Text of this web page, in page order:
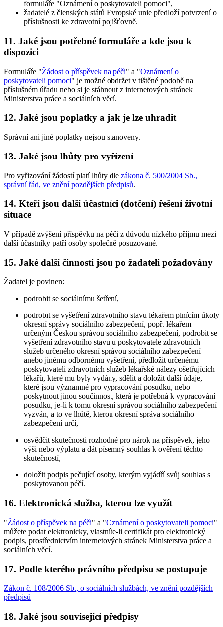
formuláře "Oznámení o poskytovateli pomoci",
žadatelé z členských států Evropské unie předloží potvrzení o
příslušnosti ke zdravotní pojišťovně.
11. Jaké jsou potřebné formuláře a kde jsou k
dispozici
Formuláře "Žádost o příspěvek na péči" a "Oznámení o
poskytovateli pomoci" je možné obdržet v tištěné podobě na
příslušném úřadu nebo si je stáhnout z internetových stránek
Ministerstva práce a sociálních věcí.
12. Jaké jsou poplatky a jak je lze uhradit
Správní ani jiné poplatky nejsou stanoveny.
13. Jaké jsou lhůty pro vyřízení
Pro vyřizování žádostí platí lhůty dle zákona č. 500/2004 Sb.,
správní řád, ve znění pozdějších předpisů.
14. Kteří jsou další účastníci (dotčení) řešení životní
situace
V případě zvýšení příspěvku na péči z důvodu nízkého příjmu mezi
další účastníky patří osoby společně posuzované.
15. Jaké další činnosti jsou po žadateli požadovány
Žadatel je povinen:
podrobit se sociálnímu šetření,
podrobit se vyšetření zdravotního stavu lékařem plnícím úkoly
okresní správy sociálního zabezpečení, popř. lékařem
určeným Českou správou sociálního zabezpečení, podrobit se
vyšetření zdravotního stavu u poskytovatele zdravotních
služeb určeného okresní správou sociálního zabezpečení
anebo jinému odbornému vyšetření, předložit určenému
poskytovateli zdravotních služeb lékařské nálezy ošetřujících
lékařů, které mu byly vydány, sdělit a doložit další údaje,
které jsou významné pro vypracování posudku, nebo
poskytnout jinou součinnost, která je potřebná k vypracování
posudku, je-li k tomu okresní správou sociálního zabezpečení
vyzván, a to ve lhůtě, kterou okresní správa sociálního
zabezpečení určí,
osvědčit skutečnosti rozhodné pro nárok na příspěvek, jeho
výši nebo výplatu a dát písemný souhlas k ověření těchto
skutečností,
doložit podpis pečující osoby, kterým vyjádří svůj souhlas s
poskytovanou péčí.
16. Elektronická služba, kterou lze využít
"Žádost o příspěvek na péči" a "Oznámení o poskytovateli pomoci"
můžete podat elektronicky, vlastníte-li certifikát pro elektronický
podpis, prostřednictvím internetových stránek Ministerstva práce a
sociálních věcí.
17. Podle kterého právního předpisu se postupuje
Zákon č. 108/2006 Sb., o sociálních službách, ve znění pozdějších
předpisů
18. Jaké jsou související předpisy